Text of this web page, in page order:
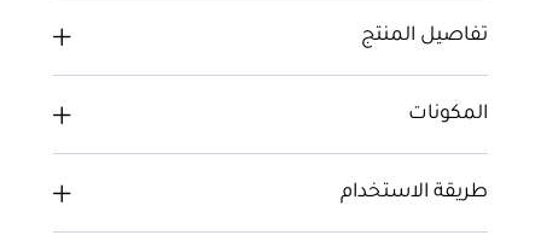
تفاصيل المنتج
المكونات
طريقة الاستخدام